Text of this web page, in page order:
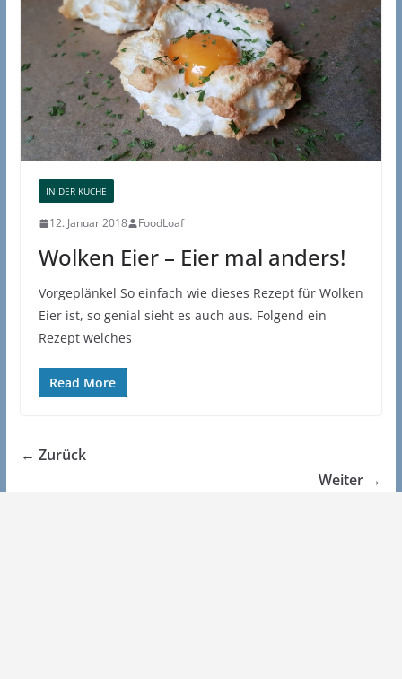
IN DER KÜCHE
12. Januar 2018 FoodLoaf
Wolken Eier – Eier mal anders!
Vorgeplänkel So einfach wie dieses Rezept für Wolken
Eier ist, so genial sieht es auch aus. Folgend ein
Rezept welches
Read More
← Zurück
Weiter →